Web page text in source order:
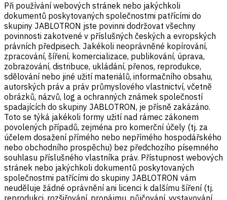
Při používání webových stránek nebo jakýchkoli
dokumentů poskytovaných společnostmi patřícími do
skupiny JABLOTRON jste povinni dodržovat všechny
povinnosti zakotvené v příslušných českých a evropských
právních předpisech. Jakékoli neoprávněné kopírování,
zpracování, šíření, komercializace, publikování, úprava,
zobrazování, distribuce, ukládání, přenos, reprodukce,
sdělování nebo jiné užití materiálů, informačního obsahu,
autorských práv a práv průmyslového vlastnictví, včetně
obrázků, názvů, log a ochranných známek společností
spadajících do skupiny JABLOTRON, je přísně zakázáno.
Toto se týká jakékoli formy užití nad rámec zákonem
povolených případů, zejména pro komerční účely (tj. za
účelem dosažení přímého nebo nepřímého hospodářského
nebo obchodního prospěchu) bez předchozího písemného
souhlasu příslušného vlastníka práv. Přístupnost webových
stránek nebo jakýchkoli dokumentů poskytovaných
společnostmi patřícími do skupiny JABLOTRON vám
neuděluje žádné oprávnění ani licenci k dalšímu šíření (tj.